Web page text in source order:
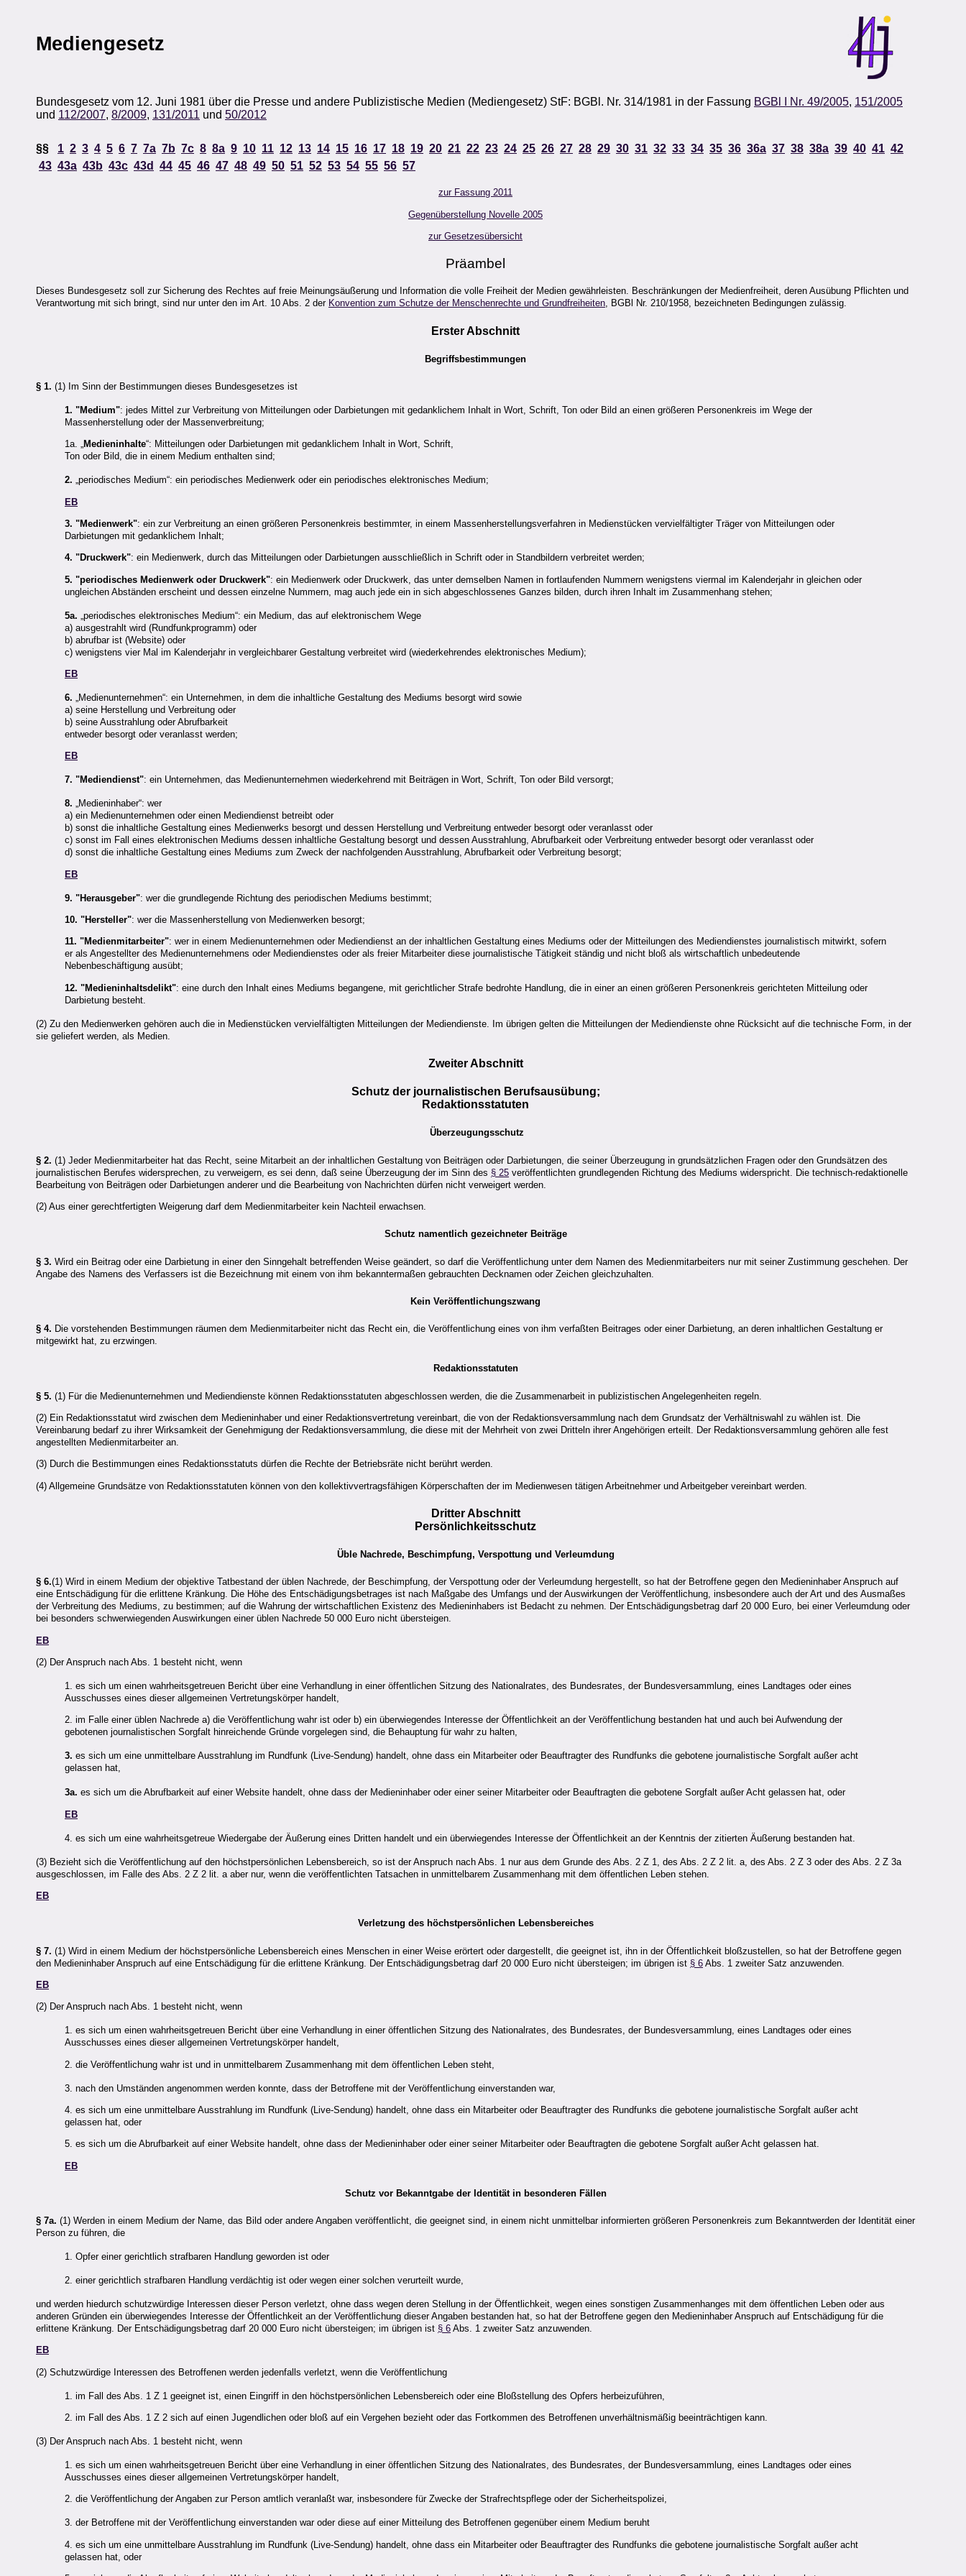
Mediengesetz
Bundesgesetz vom 12. Juni 1981 über die Presse und andere Publizistische Medien (Mediengesetz) StF: BGBl. Nr. 314/1981 in der Fassung BGBl I Nr. 49/2005, 151/2005
und 112/2007, 8/2009, 131/2011 und 50/2012
§§ 1 2 3 4 5 6 7 7a 7b 7c 8 8a 9 10 11 12 13 14 15 16 17 18 19 20 21 22 23 24 25 26 27 28 29 30 31 32 33 34 35 36 36a 37 38 38a 39 40 41 42
43 43a 43b 43c 43d 44 45 46 47 48 49 50 51 52 53 54 55 56 57
zur Fassung 2011
Gegenüberstellung Novelle 2005
zur Gesetzesübersicht
Präambel
Dieses Bundesgesetz soll zur Sicherung des Rechtes auf freie Meinungsäußerung und Information die volle Freiheit der Medien gewährleisten. Beschränkungen der Medienfreiheit, deren Ausübung Pflichten und
Verantwortung mit sich bringt, sind nur unter den im Art. 10 Abs. 2 der Konvention zum Schutze der Menschenrechte und Grundfreiheiten, BGBl Nr. 210/1958, bezeichneten Bedingungen zulässig.
Erster Abschnitt
Begriffsbestimmungen
§ 1. (1) Im Sinn der Bestimmungen dieses Bundesgesetzes ist
1. "Medium": jedes Mittel zur Verbreitung von Mitteilungen oder Darbietungen mit gedanklichem Inhalt in Wort, Schrift, Ton oder Bild an einen größeren Personenkreis im Wege der
Massenherstellung oder der Massenverbreitung;
1a. „Medieninhalte“: Mitteilungen oder Darbietungen mit gedanklichem Inhalt in Wort, Schrift,
Ton oder Bild, die in einem Medium enthalten sind;
2. „periodisches Medium“: ein periodisches Medienwerk oder ein periodisches elektronisches Medium;
EB
3. "Medienwerk": ein zur Verbreitung an einen größeren Personenkreis bestimmter, in einem Massenherstellungsverfahren in Medienstücken vervielfältigter Träger von Mitteilungen oder
Darbietungen mit gedanklichem Inhalt;
4. "Druckwerk": ein Medienwerk, durch das Mitteilungen oder Darbietungen ausschließlich in Schrift oder in Standbildern verbreitet werden;
5. "periodisches Medienwerk oder Druckwerk": ein Medienwerk oder Druckwerk, das unter demselben Namen in fortlaufenden Nummern wenigstens viermal im Kalenderjahr in gleichen oder
ungleichen Abständen erscheint und dessen einzelne Nummern, mag auch jede ein in sich abgeschlossenes Ganzes bilden, durch ihren Inhalt im Zusammenhang stehen;
5a. „periodisches elektronisches Medium“: ein Medium, das auf elektronischem Wege
a) ausgestrahlt wird (Rundfunkprogramm) oder
b) abrufbar ist (Website) oder
c) wenigstens vier Mal im Kalenderjahr in vergleichbarer Gestaltung verbreitet wird (wiederkehrendes elektronisches Medium);
EB
6. „Medienunternehmen“: ein Unternehmen, in dem die inhaltliche Gestaltung des Mediums besorgt wird sowie
a) seine Herstellung und Verbreitung oder
b) seine Ausstrahlung oder Abrufbarkeit
entweder besorgt oder veranlasst werden;
EB
7. "Mediendienst": ein Unternehmen, das Medienunternehmen wiederkehrend mit Beiträgen in Wort, Schrift, Ton oder Bild versorgt;
8. „Medieninhaber“: wer
a) ein Medienunternehmen oder einen Mediendienst betreibt oder
b) sonst die inhaltliche Gestaltung eines Medienwerks besorgt und dessen Herstellung und Verbreitung entweder besorgt oder veranlasst oder
c) sonst im Fall eines elektronischen Mediums dessen inhaltliche Gestaltung besorgt und dessen Ausstrahlung, Abrufbarkeit oder Verbreitung entweder besorgt oder veranlasst oder
d) sonst die inhaltliche Gestaltung eines Mediums zum Zweck der nachfolgenden Ausstrahlung, Abrufbarkeit oder Verbreitung besorgt;
EB
9. "Herausgeber": wer die grundlegende Richtung des periodischen Mediums bestimmt;
10. "Hersteller": wer die Massenherstellung von Medienwerken besorgt;
11. "Medienmitarbeiter": wer in einem Medienunternehmen oder Mediendienst an der inhaltlichen Gestaltung eines Mediums oder der Mitteilungen des Mediendienstes journalistisch mitwirkt, sofern
er als Angestellter des Medienunternehmens oder Mediendienstes oder als freier Mitarbeiter diese journalistische Tätigkeit ständig und nicht bloß als wirtschaftlich unbedeutende
Nebenbeschäftigung ausübt;
12. "Medieninhaltsdelikt": eine durch den Inhalt eines Mediums begangene, mit gerichtlicher Strafe bedrohte Handlung, die in einer an einen größeren Personenkreis gerichteten Mitteilung oder
Darbietung besteht.
(2) Zu den Medienwerken gehören auch die in Medienstücken vervielfältigten Mitteilungen der Mediendienste. Im übrigen gelten die Mitteilungen der Mediendienste ohne Rücksicht auf die technische Form, in der
sie geliefert werden, als Medien.
Zweiter Abschnitt
Schutz der journalistischen Berufsausübung;
Redaktionsstatuten
Überzeugungsschutz
§ 2. (1) Jeder Medienmitarbeiter hat das Recht, seine Mitarbeit an der inhaltlichen Gestaltung von Beiträgen oder Darbietungen, die seiner Überzeugung in grundsätzlichen Fragen oder den Grundsätzen des
journalistischen Berufes widersprechen, zu verweigern, es sei denn, daß seine Überzeugung der im Sinn des § 25 veröffentlichten grundlegenden Richtung des Mediums widerspricht. Die technisch-redaktionelle
Bearbeitung von Beiträgen oder Darbietungen anderer und die Bearbeitung von Nachrichten dürfen nicht verweigert werden.
(2) Aus einer gerechtfertigten Weigerung darf dem Medienmitarbeiter kein Nachteil erwachsen.
Schutz namentlich gezeichneter Beiträge
§ 3. Wird ein Beitrag oder eine Darbietung in einer den Sinngehalt betreffenden Weise geändert, so darf die Veröffentlichung unter dem Namen des Medienmitarbeiters nur mit seiner Zustimmung geschehen. Der
Angabe des Namens des Verfassers ist die Bezeichnung mit einem von ihm bekanntermaßen gebrauchten Decknamen oder Zeichen gleichzuhalten.
Kein Veröffentlichungszwang
§ 4. Die vorstehenden Bestimmungen räumen dem Medienmitarbeiter nicht das Recht ein, die Veröffentlichung eines von ihm verfaßten Beitrages oder einer Darbietung, an deren inhaltlichen Gestaltung er
mitgewirkt hat, zu erzwingen.
Redaktionsstatuten
§ 5. (1) Für die Medienunternehmen und Mediendienste können Redaktionsstatuten abgeschlossen werden, die die Zusammenarbeit in publizistischen Angelegenheiten regeln.
(2) Ein Redaktionsstatut wird zwischen dem Medieninhaber und einer Redaktionsvertretung vereinbart, die von der Redaktionsversammlung nach dem Grundsatz der Verhältniswahl zu wählen ist. Die
Vereinbarung bedarf zu ihrer Wirksamkeit der Genehmigung der Redaktionsversammlung, die diese mit der Mehrheit von zwei Dritteln ihrer Angehörigen erteilt. Der Redaktionsversammlung gehören alle fest
angestellten Medienmitarbeiter an.
(3) Durch die Bestimmungen eines Redaktionsstatuts dürfen die Rechte der Betriebsräte nicht berührt werden.
(4) Allgemeine Grundsätze von Redaktionsstatuten können von den kollektivvertragsfähigen Körperschaften der im Medienwesen tätigen Arbeitnehmer und Arbeitgeber vereinbart werden.
Dritter Abschnitt
Persönlichkeitsschutz
Üble Nachrede, Beschimpfung, Verspottung und Verleumdung
§ 6.(1) Wird in einem Medium der objektive Tatbestand der üblen Nachrede, der Beschimpfung, der Verspottung oder der Verleumdung hergestellt, so hat der Betroffene gegen den Medieninhaber Anspruch auf
eine Entschädigung für die erlittene Kränkung. Die Höhe des Entschädigungsbetrages ist nach Maßgabe des Umfangs und der Auswirkungen der Veröffentlichung, insbesondere auch der Art und des Ausmaßes
der Verbreitung des Mediums, zu bestimmen; auf die Wahrung der wirtschaftlichen Existenz des Medieninhabers ist Bedacht zu nehmen. Der Entschädigungsbetrag darf 20 000 Euro, bei einer Verleumdung oder
bei besonders schwerwiegenden Auswirkungen einer üblen Nachrede 50 000 Euro nicht übersteigen.
EB
(2) Der Anspruch nach Abs. 1 besteht nicht, wenn
1. es sich um einen wahrheitsgetreuen Bericht über eine Verhandlung in einer öffentlichen Sitzung des Nationalrates, des Bundesrates, der Bundesversammlung, eines Landtages oder eines
Ausschusses eines dieser allgemeinen Vertretungskörper handelt,
2. im Falle einer üblen Nachrede a) die Veröffentlichung wahr ist oder b) ein überwiegendes Interesse der Öffentlichkeit an der Veröffentlichung bestanden hat und auch bei Aufwendung der
gebotenen journalistischen Sorgfalt hinreichende Gründe vorgelegen sind, die Behauptung für wahr zu halten,
3. es sich um eine unmittelbare Ausstrahlung im Rundfunk (Live-Sendung) handelt, ohne dass ein Mitarbeiter oder Beauftragter des Rundfunks die gebotene journalistische Sorgfalt außer acht
gelassen hat,
3a. es sich um die Abrufbarkeit auf einer Website handelt, ohne dass der Medieninhaber oder einer seiner Mitarbeiter oder Beauftragten die gebotene Sorgfalt außer Acht gelassen hat, oder
EB
4. es sich um eine wahrheitsgetreue Wiedergabe der Äußerung eines Dritten handelt und ein überwiegendes Interesse der Öffentlichkeit an der Kenntnis der zitierten Äußerung bestanden hat.
(3) Bezieht sich die Veröffentlichung auf den höchstpersönlichen Lebensbereich, so ist der Anspruch nach Abs. 1 nur aus dem Grunde des Abs. 2 Z 1, des Abs. 2 Z 2 lit. a, des Abs. 2 Z 3 oder des Abs. 2 Z 3a
ausgeschlossen, im Falle des Abs. 2 Z 2 lit. a aber nur, wenn die veröffentlichten Tatsachen in unmittelbarem Zusammenhang mit dem öffentlichen Leben stehen.
EB
Verletzung des höchstpersönlichen Lebensbereiches
§ 7. (1) Wird in einem Medium der höchstpersönliche Lebensbereich eines Menschen in einer Weise erörtert oder dargestellt, die geeignet ist, ihn in der Öffentlichkeit bloßzustellen, so hat der Betroffene gegen
den Medieninhaber Anspruch auf eine Entschädigung für die erlittene Kränkung. Der Entschädigungsbetrag darf 20 000 Euro nicht übersteigen; im übrigen ist § 6 Abs. 1 zweiter Satz anzuwenden.
EB
(2) Der Anspruch nach Abs. 1 besteht nicht, wenn
1. es sich um einen wahrheitsgetreuen Bericht über eine Verhandlung in einer öffentlichen Sitzung des Nationalrates, des Bundesrates, der Bundesversammlung, eines Landtages oder eines
Ausschusses eines dieser allgemeinen Vertretungskörper handelt,
2. die Veröffentlichung wahr ist und in unmittelbarem Zusammenhang mit dem öffentlichen Leben steht,
3. nach den Umständen angenommen werden konnte, dass der Betroffene mit der Veröffentlichung einverstanden war,
4. es sich um eine unmittelbare Ausstrahlung im Rundfunk (Live-Sendung) handelt, ohne dass ein Mitarbeiter oder Beauftragter des Rundfunks die gebotene journalistische Sorgfalt außer acht
gelassen hat, oder
5. es sich um die Abrufbarkeit auf einer Website handelt, ohne dass der Medieninhaber oder einer seiner Mitarbeiter oder Beauftragten die gebotene Sorgfalt außer Acht gelassen hat.
EB
Schutz vor Bekanntgabe der Identität in besonderen Fällen
§ 7a. (1) Werden in einem Medium der Name, das Bild oder andere Angaben veröffentlicht, die geeignet sind, in einem nicht unmittelbar informierten größeren Personenkreis zum Bekanntwerden der Identität einer
Person zu führen, die
1. Opfer einer gerichtlich strafbaren Handlung geworden ist oder
2. einer gerichtlich strafbaren Handlung verdächtig ist oder wegen einer solchen verurteilt wurde,
und werden hiedurch schutzwürdige Interessen dieser Person verletzt, ohne dass wegen deren Stellung in der Öffentlichkeit, wegen eines sonstigen Zusammenhanges mit dem öffentlichen Leben oder aus
anderen Gründen ein überwiegendes Interesse der Öffentlichkeit an der Veröffentlichung dieser Angaben bestanden hat, so hat der Betroffene gegen den Medieninhaber Anspruch auf Entschädigung für die
erlittene Kränkung. Der Entschädigungsbetrag darf 20 000 Euro nicht übersteigen; im übrigen ist § 6 Abs. 1 zweiter Satz anzuwenden.
EB
(2) Schutzwürdige Interessen des Betroffenen werden jedenfalls verletzt, wenn die Veröffentlichung
1. im Fall des Abs. 1 Z 1 geeignet ist, einen Eingriff in den höchstpersönlichen Lebensbereich oder eine Bloßstellung des Opfers herbeizuführen,
2. im Fall des Abs. 1 Z 2 sich auf einen Jugendlichen oder bloß auf ein Vergehen bezieht oder das Fortkommen des Betroffenen unverhältnismäßig beeinträchtigen kann.
(3) Der Anspruch nach Abs. 1 besteht nicht, wenn
1. es sich um einen wahrheitsgetreuen Bericht über eine Verhandlung in einer öffentlichen Sitzung des Nationalrates, des Bundesrates, der Bundesversammlung, eines Landtages oder eines
Ausschusses eines dieser allgemeinen Vertretungskörper handelt,
2. die Veröffentlichung der Angaben zur Person amtlich veranlaßt war, insbesondere für Zwecke der Strafrechtspflege oder der Sicherheitspolizei,
3. der Betroffene mit der Veröffentlichung einverstanden war oder diese auf einer Mitteilung des Betroffenen gegenüber einem Medium beruht
4. es sich um eine unmittelbare Ausstrahlung im Rundfunk (Live-Sendung) handelt, ohne dass ein Mitarbeiter oder Beauftragter des Rundfunks die gebotene journalistische Sorgfalt außer acht
gelassen hat, oder